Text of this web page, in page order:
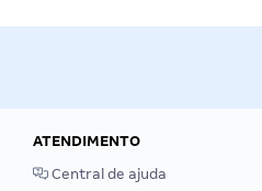
ATENDIMENTO
Central de ajuda